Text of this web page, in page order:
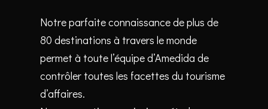
Notre parfaite connaissance de plus de
80 destinations à travers le monde
permet à toute l’équipe d’Amedida de
contrôler toutes les facettes du tourisme
d’affaires.